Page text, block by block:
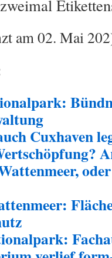
am 02. Mai
Cuxhaven